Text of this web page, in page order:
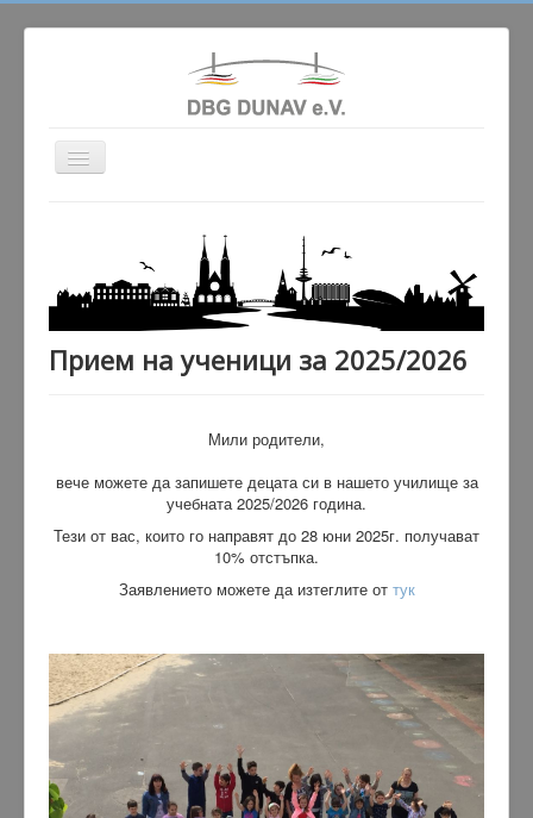
Превключи
навигация
Сдружението
Училище
Народни танци
Гaлерия
Прием на ученици за 2025/2026
Мили родители,
вече можете да запишете децата си в нашето училище за
учебната 2025/2026 година.
Тези от вас, които го направят до 28 юни 2025г. получават
10% отстъпка.
Заявлението можете да изтеглите от тук